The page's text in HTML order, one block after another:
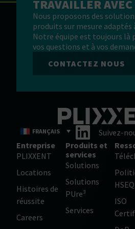
TRAVAILLER
Nous proposons des
produits sur mesure adaptés
Notre équipe est toujours là
vos questions et à vos
CONTACTEZ NOUS
FRANÇAIS
Suivez-
Entreprise
PLIXXENT
Locations
Histoires de
réussite
Careers
Produits et
services
Solutions
Solutions
PUre³
Services
HSEQ
ISO